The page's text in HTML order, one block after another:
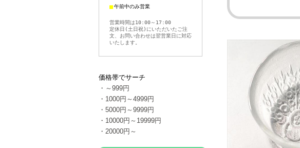
■午前中のみ営業
営業時間は10:00～17:00
定休日(土日祝)にいただいたご注
文、お問い合わせは翌営業日に対応
いたします。
価格帯でサーチ
・～999円
・1000円～4999円
・5000円～9999円
・10000円～19999円
・20000円～